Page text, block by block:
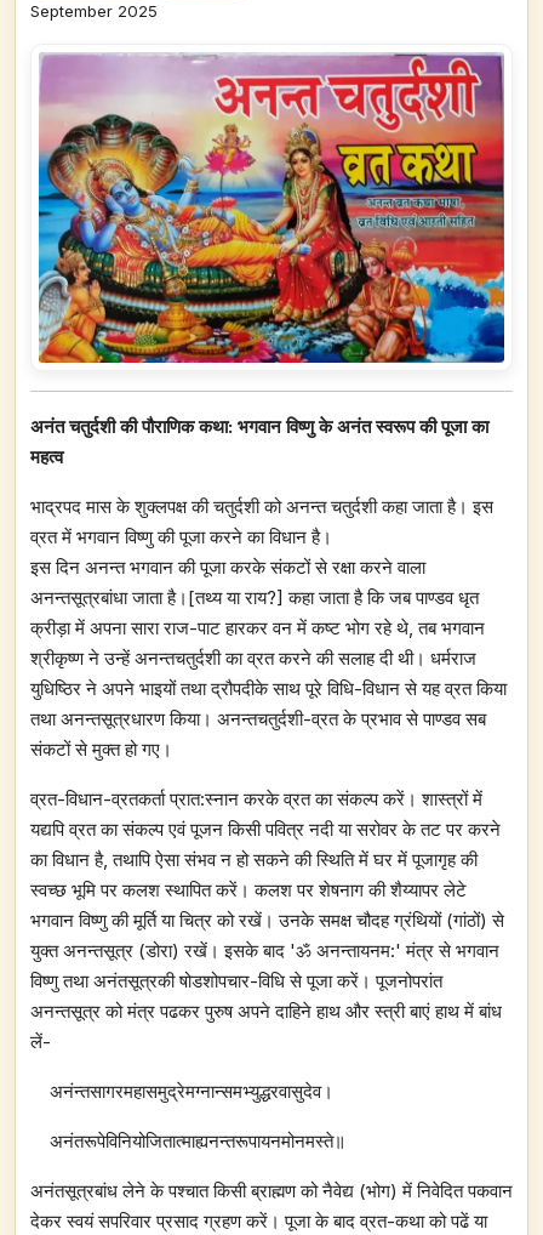
September 2025
अनंत चतुर्दशी की पौराणिक कथा: भगवान विष्णु के अनंत स्वरूप की पूजा का
महत्व
भाद्रपद मास के शुक्लपक्ष की चतुर्दशी को अनन्त चतुर्दशी कहा जाता है। इस
व्रत में भगवान विष्णु की पूजा करने का विधान है।
इस दिन अनन्त भगवान की पूजा करके संकटों से रक्षा करने वाला
अनन्तसूत्रबांधा जाता है।[तथ्य या राय?] कहा जाता है कि जब पाण्डव धृत
क्रीड़ा में अपना सारा राज-पाट हारकर वन में कष्ट भोग रहे थे, तब भगवान
श्रीकृष्ण ने उन्हें अनन्तचतुर्दशी का व्रत करने की सलाह दी थी। धर्मराज
युधिष्ठिर ने अपने भाइयों तथा द्रौपदीके साथ पूरे विधि-विधान से यह व्रत किया
तथा अनन्तसूत्रधारण किया। अनन्तचतुर्दशी-व्रत के प्रभाव से पाण्डव सब
संकटों से मुक्त हो गए।
व्रत-विधान-व्रतकर्ता प्रात:स्नान करके व्रत का संकल्प करें। शास्त्रों में
यद्यपि व्रत का संकल्प एवं पूजन किसी पवित्र नदी या सरोवर के तट पर करने
का विधान है, तथापि ऐसा संभव न हो सकने की स्थिति में घर में पूजागृह की
स्वच्छ भूमि पर कलश स्थापित करें। कलश पर शेषनाग की शैय्यापर लेटे
भगवान विष्णु की मूर्ति या चित्र को रखें। उनके समक्ष चौदह ग्रंथियों (गांठों) से
युक्त अनन्तसूत्र (डोरा) रखें। इसके बाद 'ॐ अनन्तायनम:' मंत्र से भगवान
विष्णु तथा अनंतसूत्रकी षोडशोपचार-विधि से पूजा करें। पूजनोपरांत
अनन्तसूत्र को मंत्र पढकर पुरुष अपने दाहिने हाथ और स्त्री बाएं हाथ में बांध
लें-
अनंन्तसागरमहासमुद्रेमग्नान्समभ्युद्धरवासुदेव।
अनंतरूपेविनियोजितात्माह्यनन्तरूपायनमोनमस्ते॥
अनंतसूत्रबांध लेने के पश्चात किसी ब्राह्मण को नैवेद्य (भोग) में निवेदित पकवान
देकर स्वयं सपरिवार प्रसाद ग्रहण करें। पूजा के बाद व्रत-कथा को पढें या